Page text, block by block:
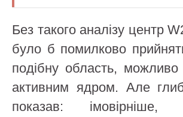
Без такого аналізу центр
було б помилково
подібну область, можливо
активним ядром. Але
показав: